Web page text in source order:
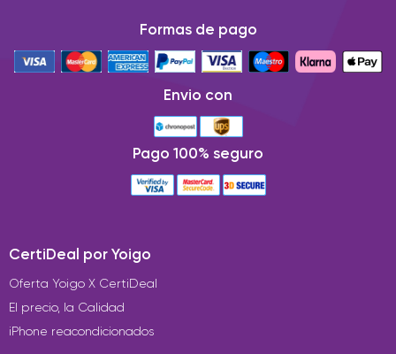
Formas de pago
Envio con
Pago 100% seguro
CertiDeal por Yoigo
Oferta Yoigo X CertiDeal
El precio, la Calidad
iPhone reacondicionados